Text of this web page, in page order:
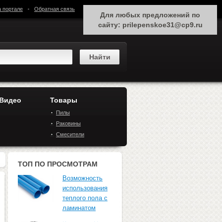
портале Обратная связь
Товары
Пилы
Раковины
Смесители
ТОП ПО ПРОСМОТРАМ
Возможность
использования
теплого пола с
ламинатом
Для любых предложений по
сайту: prilepenskoe31@cp9.ru